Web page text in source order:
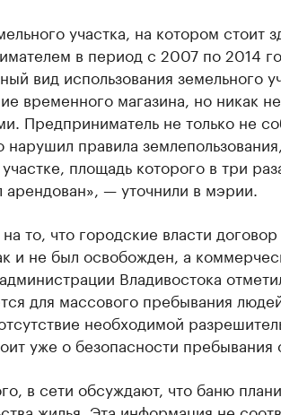
участка, на котором стоит
в период с 2007 по 2014
вид использования земельного
временного магазина, но никак
Предприниматель не только не
нарушил правила
площадь которого в три
— уточнили в мэрии.
то, что городские власти
и не был освобожден, а
Владивостока
для массового пребывания
необходимой
уже о безопасности пребывания
в сети обсуждают, что баню